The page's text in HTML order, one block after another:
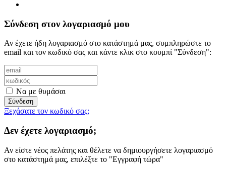
Σύνδεση στον λογαριασμό μου
Αν έχετε ήδη λογαριασμό στο κατάστημά μας, συμπληρώστε το
email και τον κωδικό σας και κάντε κλικ στο κουμπί "Σύνδεση":
Να με θυμάσαι
Σύνδεση
Ξεχάσατε τον κωδικό σας;
Δεν έχετε λογαριασμό;
Αν είστε νέος πελάτης και θέλετε να δημιουργήσετε λογαριασμό
στο κατάστημά μας, επιλέξτε το "Εγγραφή τώρα"